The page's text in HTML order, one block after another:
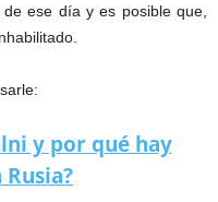
ese día y es posible que,
y por qué hay